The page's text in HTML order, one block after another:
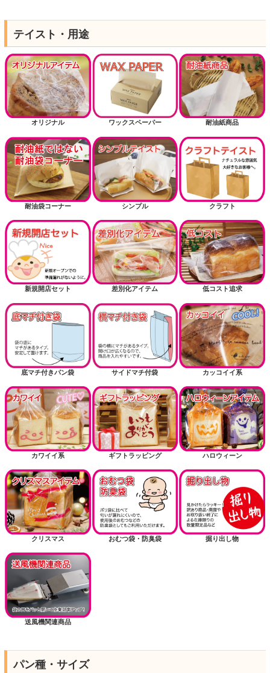
テイスト・用途
オリジナル ワックスペーパー 耐油紙商品
耐油袋コーナー シンプル クラフト
新規開店セット 差別化アイテム 低コスト追求
底マチ付きパン袋 サイドマチ付袋 カッコイイ系
カワイイ系 ギフトラッピング ハロウィーン
クリスマス おむつ袋・防臭袋 掘り出し物
送風機関連商品
パン種・サイズ